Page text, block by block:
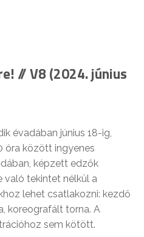
// V8 (2024. június
évadában június 18-ig,
óra között ingyenes
képzett edzők
való tekintet nélkül a
lehet csatlakozni: kezdő
koreografált torna. A
sem kötött.